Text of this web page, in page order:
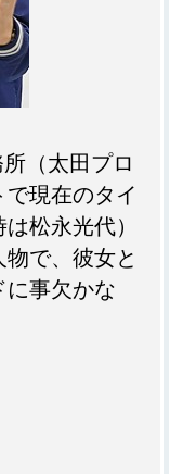
（太田プロ
現在のタイ
松永光代）
で、彼女と
に事欠かな